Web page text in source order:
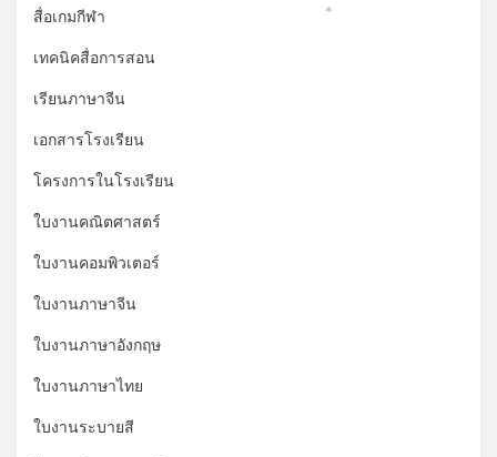
สื่อเกมกีฬา
เทคนิคสื่อการสอน
เรียนภาษาจีน
เอกสารโรงเรียน
โครงการในโรงเรียน
ใบงานคณิตศาสตร์
ใบงานคอมพิวเตอร์
ใบงานภาษาจีน
ใบงานภาษาอังกฤษ
ใบงานภาษาไทย
ใบงานระบายสี